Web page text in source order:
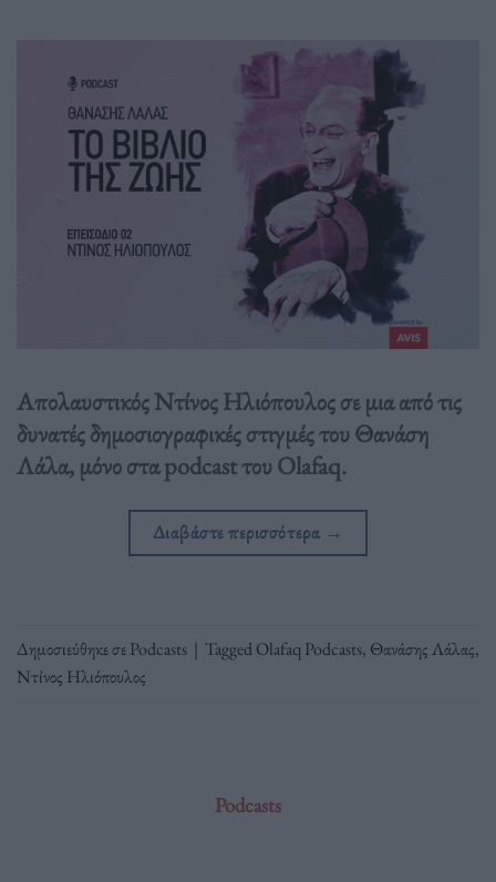
Απολαυστικός Ντίνος Ηλιόπουλος σε μια από τις
δυνατές δημοσιογραφικές στιγμές του Θανάση
Λάλα, μόνο στα podcast του Olafaq.
Διαβάστε περισσότερα →
Δημοσιεύθηκε σεPodcasts | TaggedOlafaq Podcasts, Θανάσης Λάλας,
Ντίνος Ηλιόπουλος
Podcasts